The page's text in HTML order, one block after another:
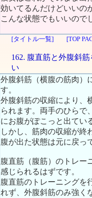
効いてるんだけどいいの
こんな状態でもいいので
[タイトル一覧] [TOP
162. 腹直筋と外腹斜
い
外腹斜筋（横腹の筋肉）
す。
外腹斜筋の収縮により、
られます。両手のひらで
にお腹がぽこっと出てい
しかし、筋肉の収縮が終
腹が出た状態は元に戻っ
腹直筋（腹筋）のトレー
感じられるはずです。
腹直筋のトレーニングを
れず、外腹斜筋のみ強く